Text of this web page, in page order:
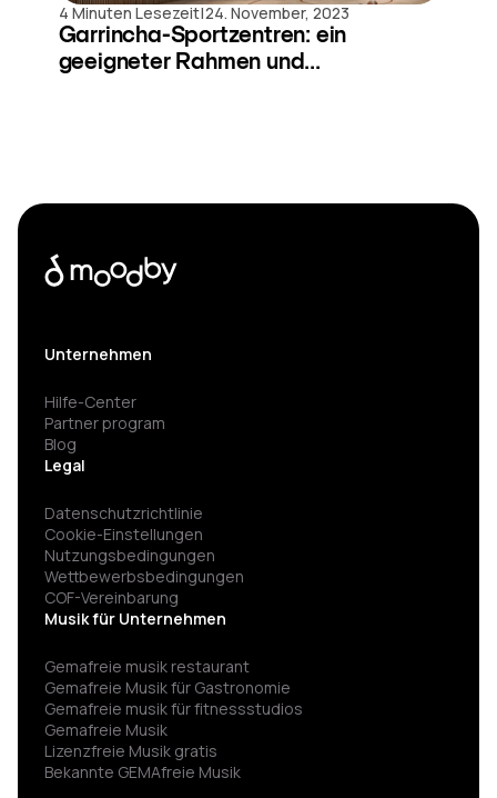
4 Minuten Lesezeit|24. November, 2023
Garrincha-Sportzentren: ein
geeigneter Rahmen und...
Unternehmen
Hilfe-Center
Partner program
Blog
Legal
Datenschutzrichtlinie
Cookie-Einstellungen
Nutzungsbedingungen
Wettbewerbsbedingungen
COF-Vereinbarung
Musik für Unternehmen
Gemafreie musik restaurant
Gemafreie Musik für Gastronomie
Gemafreie musik für fitness­studios
Gemafreie Musik
Lizenzfreie Musik gratis
Bekannte GEMAfreie Musik